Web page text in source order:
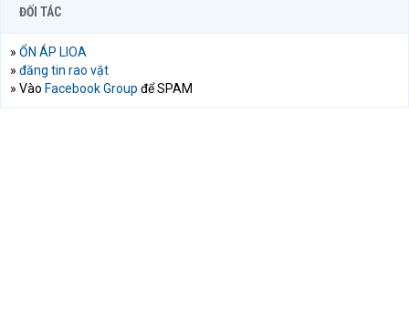
ĐỐI TÁC
» ỔN ÁP LIOA
» đăng tin rao vặt
» Vào Facebook Group để SPAM